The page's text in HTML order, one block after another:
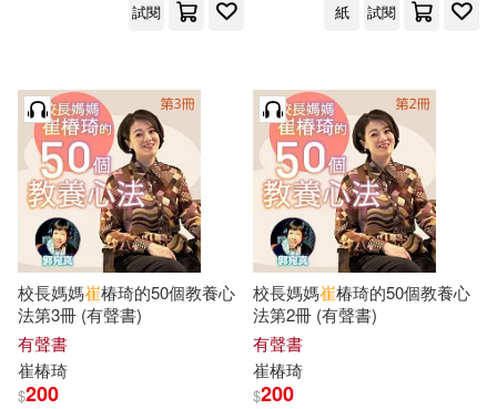
韓晶旭(7)
高廷旭(7) 黑田硏二(7)
（英）弗朗西斯卡·西蒙著；（英）
托尼·羅斯繪(7)
(美)崔弗.懷(6) (韓)徐正旭(6)
O. Henry(6) nini(6)
伊都工平(6) 元鍾禹(6)
人民軍醫出版社(20)
北京郵電大學出版社(20)
吉林大學出版社(20)
浙江文藝出版社(20)
試閱
紙
試閱
校長媽媽崔椿琦的50個教養心
法第3冊 (有聲書)
有聲書
崔椿琦
$200
校長媽媽崔椿琦的50個教養心
法第2冊 (有聲書)
有聲書
崔椿琦
$200